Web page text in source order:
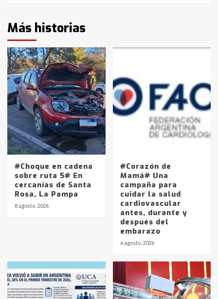
Más historias
#Choque en cadena
sobre ruta 5# En
cercanías de Santa
Rosa, La Pampa
8 agosto, 2026
#Corazón de
Mamá# Una
campaña para
cuidar la salud
cardiovascular
antes, durante y
después del
embarazo
6 agosto, 2026